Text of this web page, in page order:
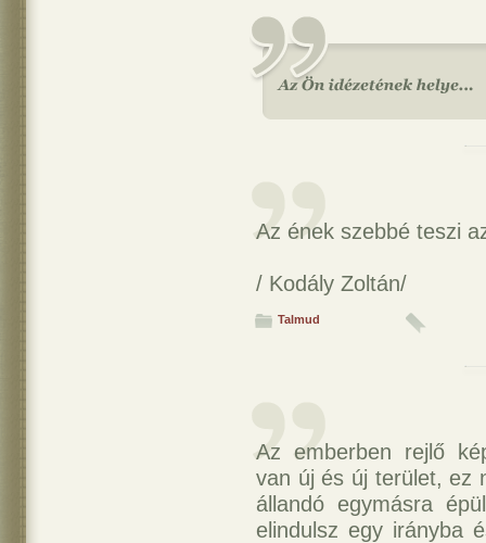
Az ének szebbé teszi
/ Kodály Zoltán/
Talmud
Az emberben rejlő
van új és új terület, ez
állandó egymásra
elindulsz egy irányba